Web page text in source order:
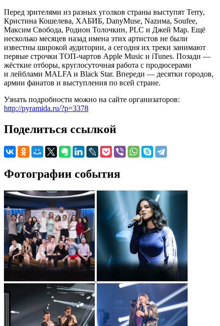
Перед зрителями из разных уголков страны выступят Terry,
Кристина Кошелева, ХАБИБ, DanyMuse, Nazима, Soufee,
Максим Свобода, Родион Толочкин, PLC и Джей Мар. Ещё
несколько месяцев назад имена этих артистов не были
известны широкой аудитории, а сегодня их треки занимают
первые строчки ТОП-чартов Apple Music и iTunes. Позади —
жёсткие отборы, круглосуточная работа с продюсерами
и лейблами MALFA и Black Star. Впереди — десятки городов,
армии фанатов и выступления по всей стране.
Узнать подробности можно на сайте организаторов:
http://pyramida.ru/?p=3378
Поделиться ссылкой
Фотографии события